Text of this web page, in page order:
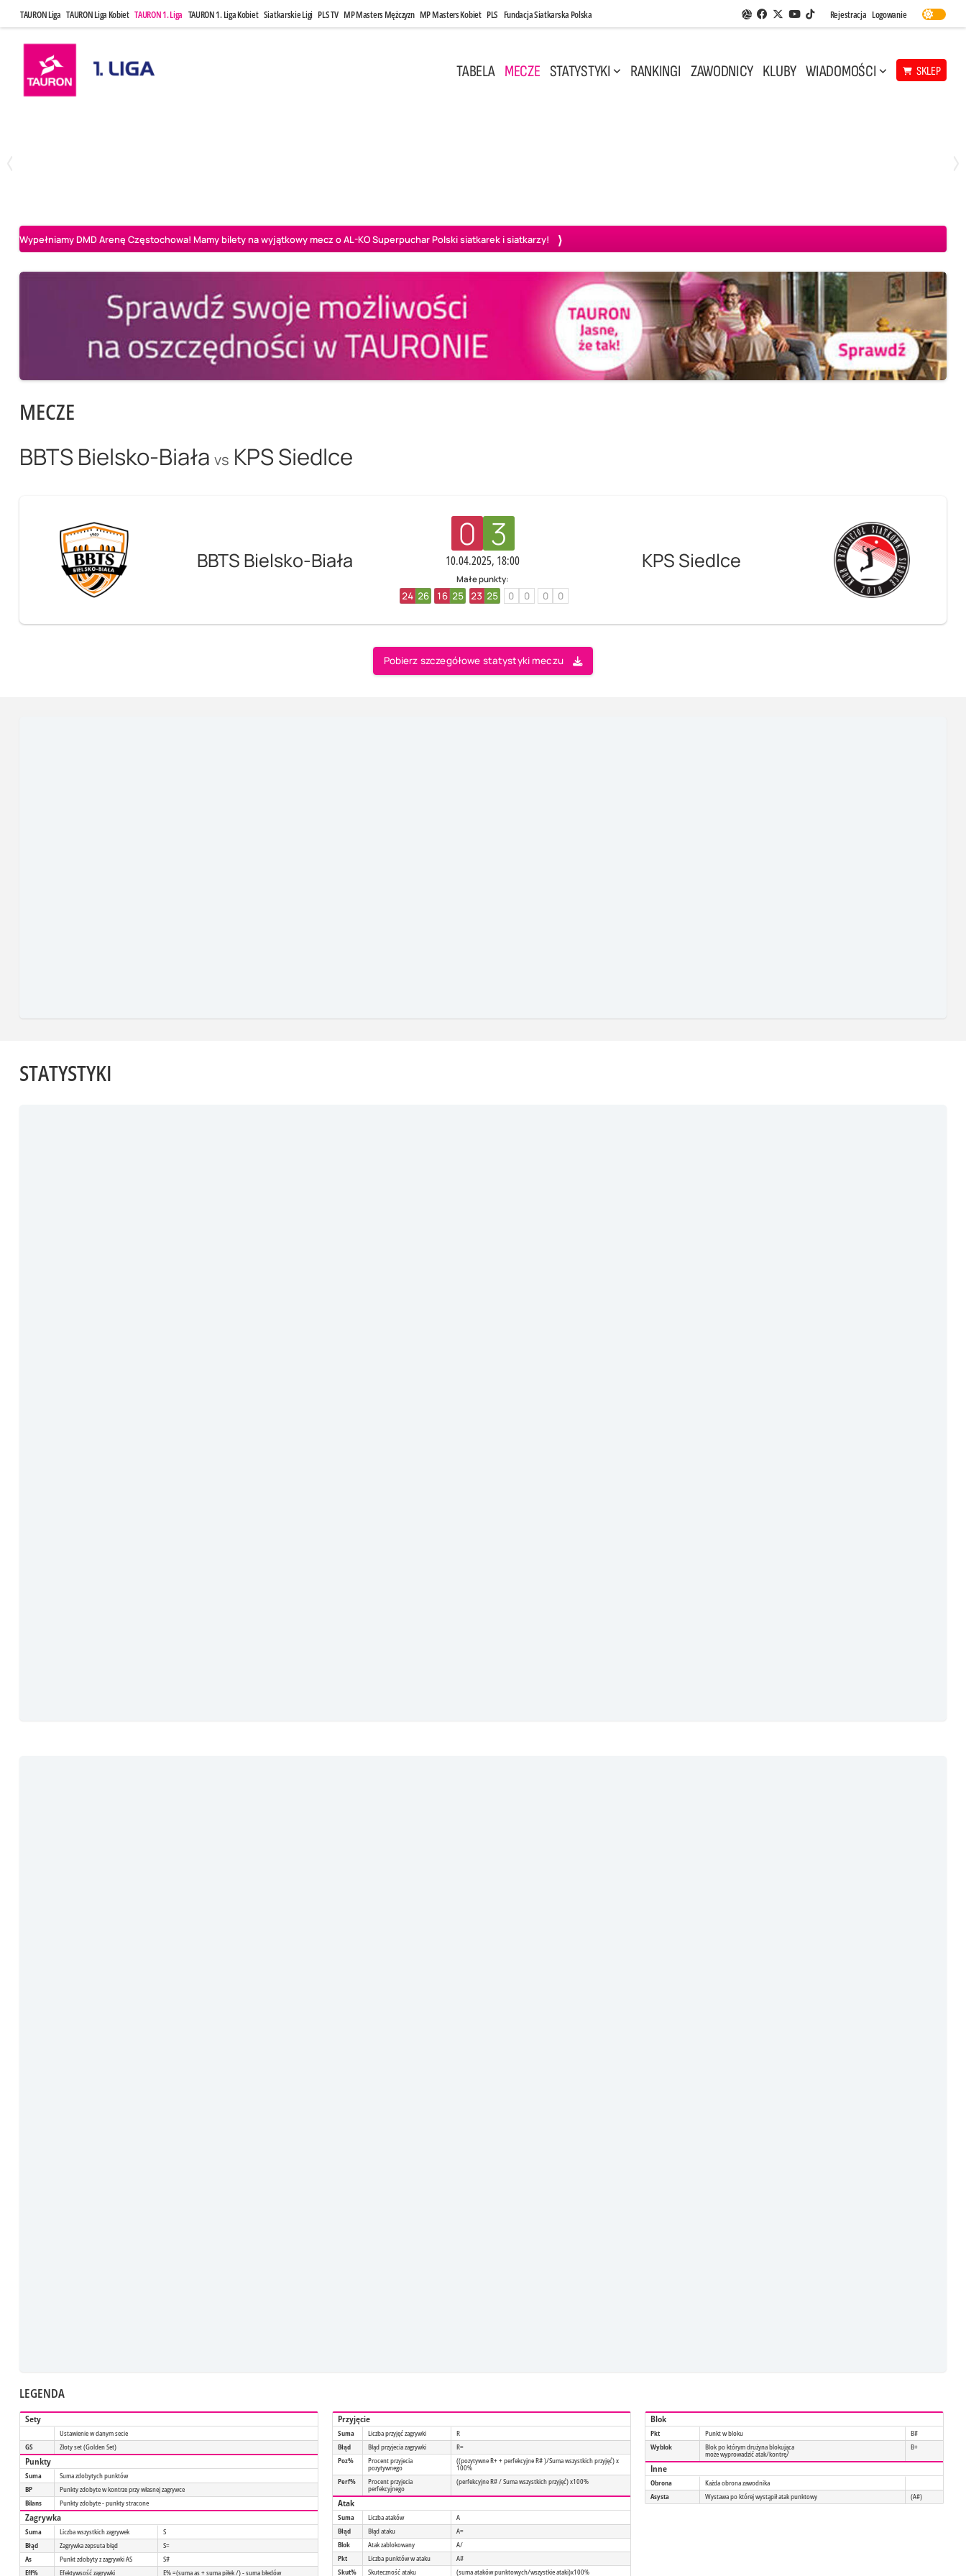
TAURON Liga TAURON Liga Kobiet TAURON 1. Liga TAURON 1. Liga Kobiet Siatkarskie Ligi PLS TV MP Masters Mężczyzn MP Masters Kobiet PLS Fundacja Siatkarska Polska Aplikacja Siatkarskie Ligi
Facebook
Twitter
Youtube
TikTok
Rejestracja Logowanie
TABELA MECZE STATYSTYKI RANKINGI ZAWODNICY KLUBY WIADOMOŚCI SKLEP
Wypełniamy DMD Arenę Częstochowa! Mamy bilety na wyjątkowy mecz o AL-KO Superpuchar Polski siatkarek i siatkarzy!
MECZE
BBTS Bielsko-Biała vs KPS Siedlce
BBTS Bielsko-Biała
0 3
10.04.2025, 18:00
Małe punkty:
24 26 16 25 23 25 0 0 0 0
KPS Siedlce
Pobierz szczegółowe statystyki meczu
STATYSTYKI
LEGENDA
Sety
Ustawienie w danym secie
GS
Złoty set (Golden Set)
Punkty
Suma
Suma zdobytych punktów
BP
Punkty zdobyte w kontrze przy własnej zagrywce
Bilans
Punkty zdobyte - punkty stracone
Zagrywka
Suma Liczba wszystkich zagrywek
S
Błąd
Zagrywka zepsuta błąd
S=
As
Punkt zdobyty z zagrywki AS
S#
Eff%
Efektywsość zagrywki E% =(suma as + suma piłek /) - suma błedów
Przyjęcie
Suma Liczba przyjęć zagrywki
R
Błąd
Błąd przyjecia zagrywki
R=
Poz%
Procent przyjecia
pozytywnego
((pozytywne R+ + perfekcyjne R# )/Suma wszystkich przyjęć) x
100%
Perf%
Procent przyjecia
perfekcyjnego
(perfekcyjne R# / Suma wszystkich przyjęć) x100%
Atak
Suma Liczba ataków
A
Błąd
Błąd ataku
A=
Blok
Atak zablokowany
A/
Pkt
Liczba punktów w ataku
A#
Skut%
Skuteczność ataku (suma ataków punktowych/wszystkie ataki)x100%
Blok
Pkt Punkt w bloku
B#
Wyblok
Blok po którym drużyna blokująca
może wyprowadzić atak/kontrę/
B+
Inne
Obrona
Każda obrona zawodnika
Asysta
Wystawa po której wystąpił atak punktowy (A#)